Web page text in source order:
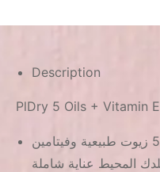
Description
PlDry 5 Oils + Vitamin E
مزيج فريد من 5 زيوت طبيعية وفيتامين E صُمم ليمنح